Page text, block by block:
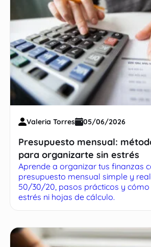
Valeria Torres 05/06/2026
Presupuesto mensual:
para organizarte sin estrés
Aprende a organizar tus finanzas
presupuesto mensual simple y
50/30/20, pasos prácticos y cómo
estrés ni hojas de cálculo.